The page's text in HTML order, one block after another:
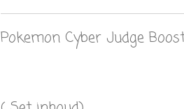
Pokemon Cyber Judge